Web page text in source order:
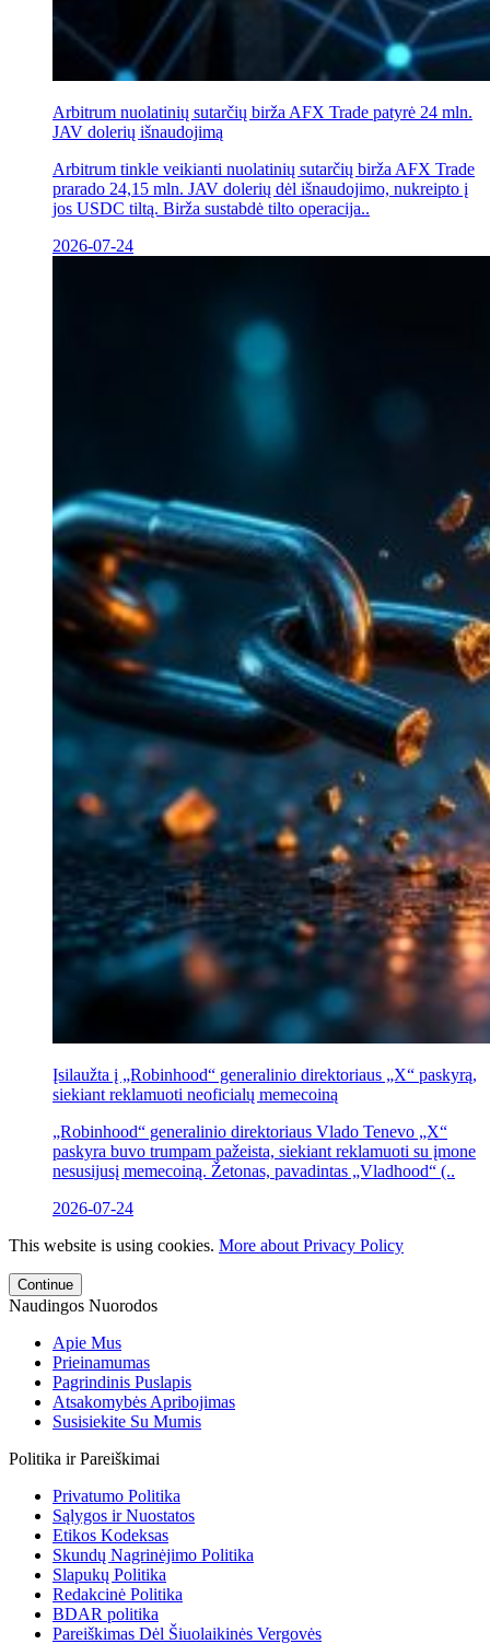
Arbitrum nuolatinių sutarčių birža AFX Trade patyrė 24 mln.
JAV dolerių išnaudojimą
Arbitrum tinkle veikianti nuolatinių sutarčių birža AFX Trade
prarado 24,15 mln. JAV dolerių dėl išnaudojimo, nukreipto į
jos USDC tiltą. Birža sustabdė tilto operacija..
2026-07-24
Įsilaužta į „Robinhood“ generalinio direktoriaus „X“ paskyrą,
siekiant reklamuoti neoficialų memecoiną
„Robinhood“ generalinio direktoriaus Vlado Tenevo „X“
paskyra buvo trumpam pažeista, siekiant reklamuoti su įmone
nesusijusį memecoiną. Žetonas, pavadintas „Vladhood“ (..
2026-07-24
This website is using cookies. More about Privacy Policy
Continue
Naudingos Nuorodos
Apie Mus
Prieinamumas
Pagrindinis Puslapis
Atsakomybės Apribojimas
Susisiekite Su Mumis
Politika ir Pareiškimai
Privatumo Politika
Sąlygos ir Nuostatos
Etikos Kodeksas
Skundų Nagrinėjimo Politika
Slapukų Politika
Redakcinė Politika
BDAR politika
Pareiškimas Dėl Šiuolaikinės Vergovės